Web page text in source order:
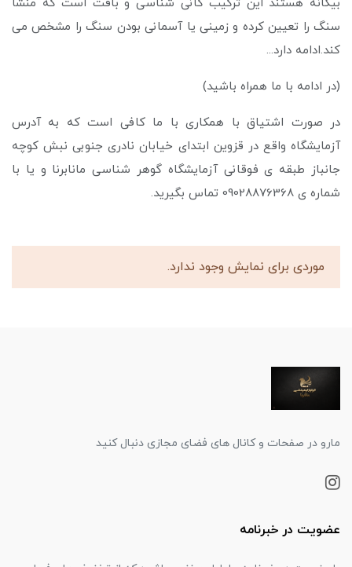
بیگانه هستند این ترکیب کانی شناسی و بافت است که منشا
سنگ را تعیین کرده و زمینی یا آسمانی بودن سنگ را مشخص می
کند.ادامه دارد...
(در ادامه با ما همراه باشید)
در صورت اشتیاق با همکاری با ما کافی است که به آدرس
آزمایشگاه واقع در قزوین ابتدای خیابان نادری جنوبی نبش کوچه
جانباز طبقه ی فوقانی آزمایشگاه گوهر شناسی مانابرنا و یا با
شماره ی 09028876368 تماس بگیرید.
موردی برای نمایش وجود ندارد.
مارو در صفحات و کانال های فضای مجازی دنبال کنید
عضویت در خبرنامه